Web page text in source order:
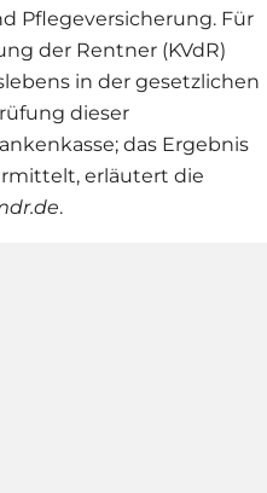
Pflegeversicherung. Für
der Rentner (KVdR)
in der gesetzlichen
dieser
das Ergebnis
erläutert die
.